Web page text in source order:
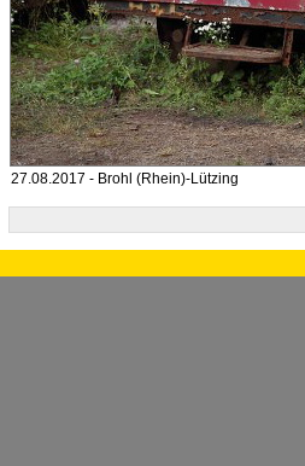
27.08.2017 - Brohl (Rhein)-Lützing